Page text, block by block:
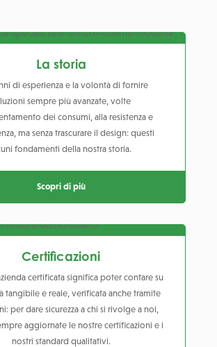
La storia
di esperienza e la volontà di fornire
sempre più avanzate, volte
dei consumi, alla resistenza e
ma senza trascurare il design: questi
fondamenti della nostra storia.
Scopri di più
Certificazioni
certificata significa poter contare su
tangibile e reale, verificata anche tramite
per dare sicurezza a chi si rivolge a noi,
aggiornate le nostre certificazioni e i
nostri standard qualitativi.